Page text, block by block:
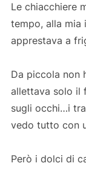
Le chiacchiere
tempo, alla mia
apprestava a
Da piccola non
allettava solo il
sugli occhi…i
vedo tutto con
Però i dolci di